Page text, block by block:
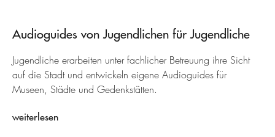
Audioguides von Jugendlichen für Jugendliche
Jugendliche erarbeiten unter fachlicher Betreuung ihre Sicht
auf die Stadt und entwickeln eigene Audioguides für
Museen, Städte und Gedenkstätten.
weiterlesen